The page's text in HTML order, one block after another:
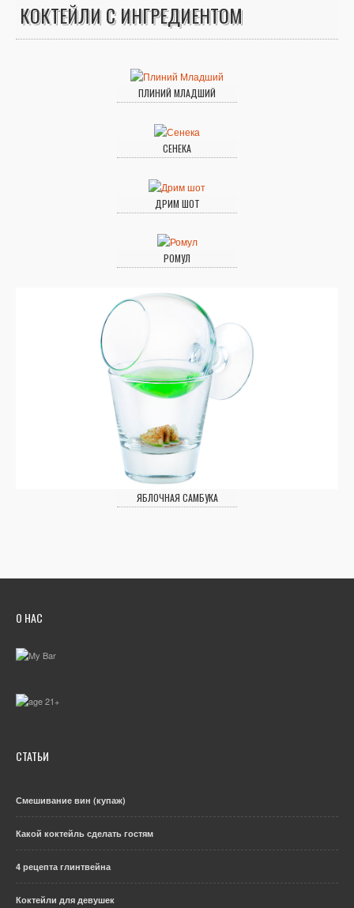
КОКТЕЙЛИ С ИНГРЕДИЕНТОМ
ПЛИНИЙ МЛАДШИЙ
СЕНЕКА
ДРИМ ШОТ
РОМУЛ
ЯБЛОЧНАЯ САМБУКА
О НАС
СТАТЬИ
Смешивание вин (купаж)
Какой коктейль сделать гостям
4 рецепта глинтвейна
Коктейли для девушек